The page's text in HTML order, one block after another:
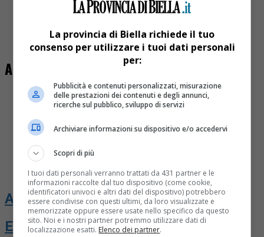
Anno 2023
Anno 2021
Anno 2020
Abbonamenti / Edizioni digitali
Share
Tweet
ABBONAMENTI
EDIZIONI DIGITALI
La provincia di Biella richiede il tuo
consenso per utilizzare i tuoi dati personali
per:
Pubblicità e contenuti personalizzati, misurazione
delle prestazioni dei contenuti e degli annunci,
ricerche sul pubblico, sviluppo di servizi
Archiviare informazioni su dispositivo e/o accedervi
Scopri di più
I tuoi dati personali verranno trattati da 431 partner e le
informazioni raccolte dal tuo dispositivo (come cookie,
identificatori univoci e altri dati del dispositivo) potrebbero
essere condivise con questi ultimi, da loro visualizzate e
memorizzate oppure essere usate nello specifico da questo
sito. Noi e i nostri partner potremmo utilizzare dati di
localizzazione esatti. Elenco dei partner.